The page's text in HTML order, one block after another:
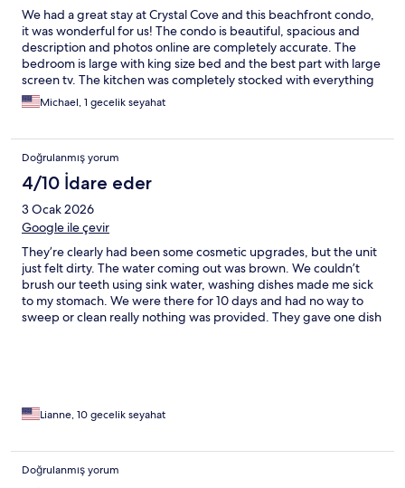
We had a great stay at Crystal Cove and this beachfront condo,
it was wonderful for us! The condo is beautiful, spacious and
description and photos online are completely accurate. The
bedroom is large with king size bed and the best part with large
screen tv. The kitchen was completely stocked with everything
you could possibly need. The location is great. The water is right
in front of you and the view from our dining room is amazing.
Sapphire Marina, jet ski rental and parasailing rental is closed by
also. We absolutely loved our stay!
Michael, 1 gecelik seyahat
Doğrulanmış yorum
4/10 İdare eder
3 Ocak 2026
Google ile çevir
They’re clearly had been some cosmetic upgrades, but the unit
just felt dirty. The water coming out was brown. We couldn’t
brush our teeth using sink water, washing dishes made me sick
to my stomach. We were there for 10 days and had no way to
sweep or clean really nothing was provided. They gave one dish
furniture was hard as a rock. My daughter slept in bed with my
couldn’t handle sleeping on the fold out. The location was lovely
and the restaurants were fine. The communication from the
owner was responsive, but I would not be going back,
Lianne, 10 gecelik seyahat
Doğrulanmış yorum